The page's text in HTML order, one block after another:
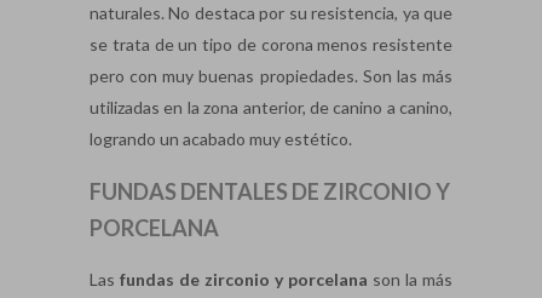
naturales. No destaca por su resistencia, ya que
se trata de un tipo de corona menos resistente
pero con muy buenas propiedades. Son las más
utilizadas en la zona anterior, de canino a canino,
logrando un acabado muy estético.
FUNDAS DENTALES DE ZIRCONIO Y
PORCELANA
Las fundas de zirconio y porcelana son la más